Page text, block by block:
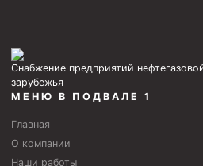
Снабжение предприятий
зарубежья
МЕНЮ В ПОДВАЛЕ 1
Главная
О компании
Наши работы